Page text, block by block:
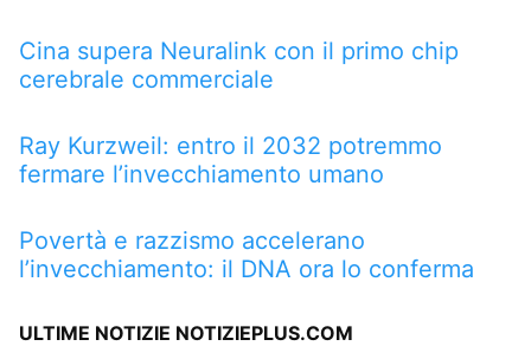
Cina supera Neuralink con il primo chip
cerebrale commerciale
Ray Kurzweil: entro il 2032 potremmo
fermare l’invecchiamento umano
Povertà e razzismo accelerano
l’invecchiamento: il DNA ora lo conferma
ULTIME NOTIZIE NOTIZIEPLUS.COM